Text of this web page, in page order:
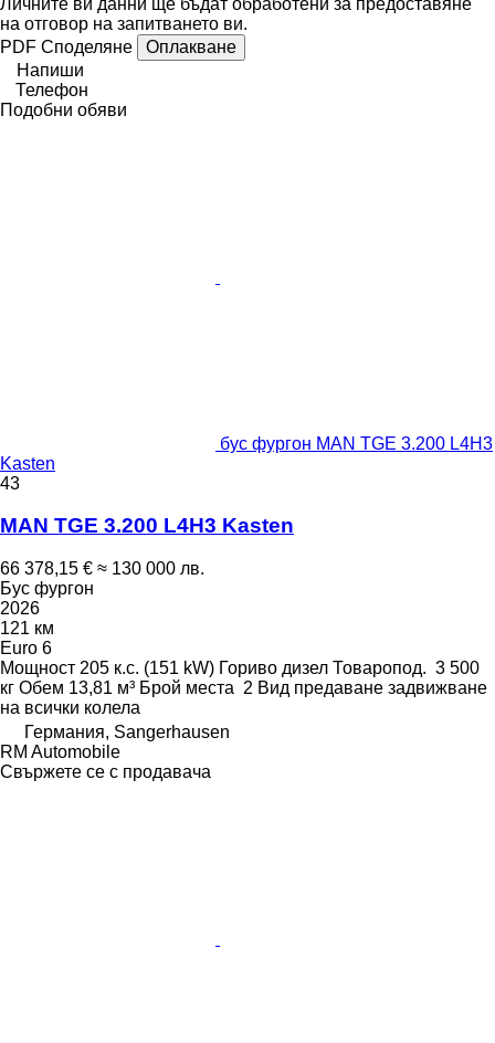
на отговор на запитването ви.
PDF Споделяне
Оплакване
Напиши
Телефон
Подобни обяви
бус фургон MAN TGE 3.200 L4H3
Kasten
43
MAN TGE 3.200 L4H3 Kasten
66 378,15 € ≈ 130 000 лв.
Бус фургон
2026
121 км
Euro 6
Мощност 205 к.с. (151 kW) Гориво дизел Товаропод. 3 500
кг Обем 13,81 м³ Брой места 2 Вид предаване задвижване
на всички колела
Германия, Sangerhausen
RM Automobile
Свържете се с продавача